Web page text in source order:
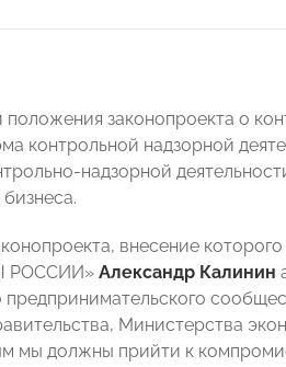
законопроекта о
контрольной надзорной
надзорной
внесение
РОССИИ» Александр Калинин
предпринимательского
Министерства
мы должны прийти к